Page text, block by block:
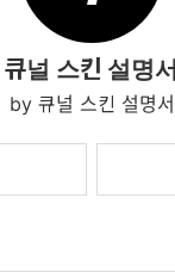
큐널 스킨 설명서
큐널 스킨 설명서